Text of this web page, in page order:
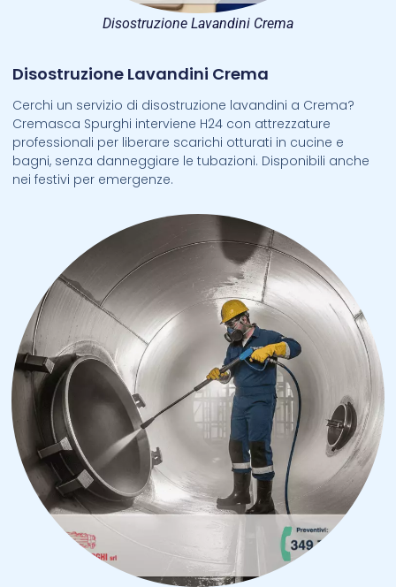
Disostruzione Lavandini Crema
Disostruzione Lavandini Crema
Cerchi un servizio di disostruzione lavandini a Crema?
Cremasca Spurghi interviene H24 con attrezzature
professionali per liberare scarichi otturati in cucine e
bagni, senza danneggiare le tubazioni. Disponibili anche
nei festivi per emergenze.